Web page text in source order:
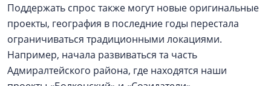
Поддержать спрос также могут новые оригинальные
проекты, география в последние годы перестала
ограничиваться традиционными локациями.
Например, начала развиваться та часть
Адмиралтейского района, где находятся наши